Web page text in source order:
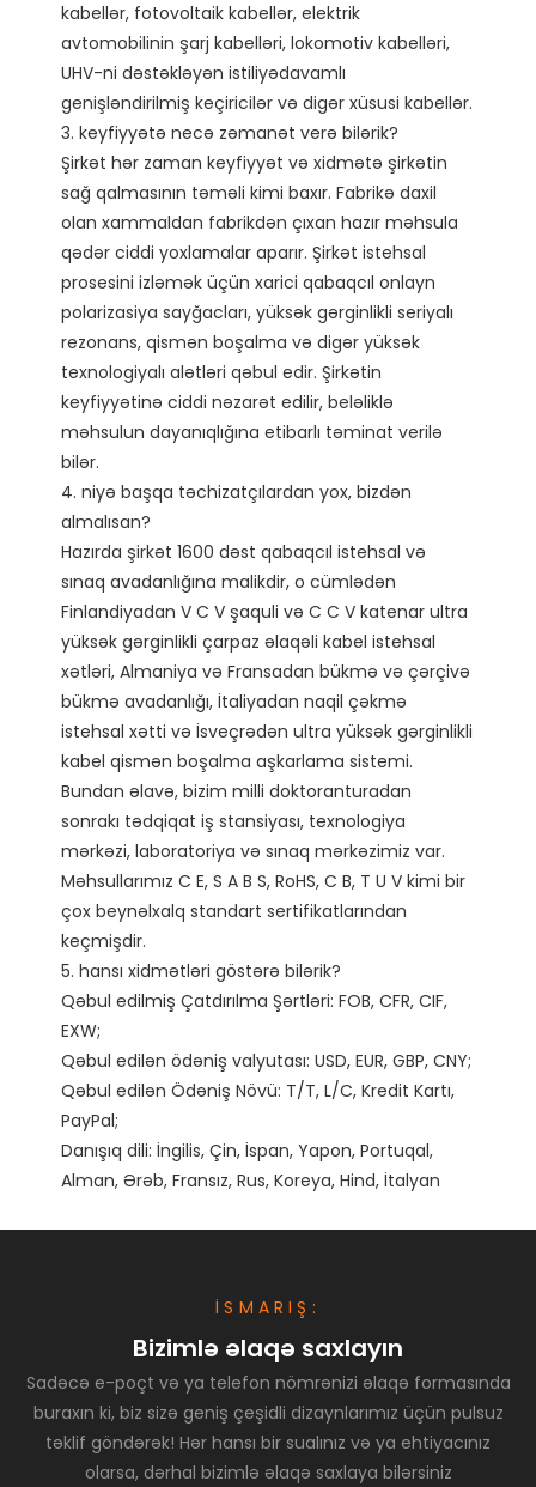
kabellər, fotovoltaik kabellər, elektrik
avtomobilinin şarj kabelləri, lokomotiv kabelləri,
UHV-ni dəstəkləyən istiliyədavamlı
genişləndirilmiş keçiricilər və digər xüsusi kabellər.
3. keyfiyyətə necə zəmanət verə bilərik?
Şirkət hər zaman keyfiyyət və xidmətə şirkətin
sağ qalmasının təməli kimi baxır. Fabrikə daxil
olan xammaldan fabrikdən çıxan hazır məhsula
qədər ciddi yoxlamalar aparır. Şirkət istehsal
prosesini izləmək üçün xarici qabaqcıl onlayn
polarizasiya sayğacları, yüksək gərginlikli seriyalı
rezonans, qismən boşalma və digər yüksək
texnologiyalı alətləri qəbul edir. Şirkətin
keyfiyyətinə ciddi nəzarət edilir, beləliklə
məhsulun dayanıqlığına etibarlı təminat verilə
bilər.
4. niyə başqa təchizatçılardan yox, bizdən
almalısan?
Hazırda şirkət 1600 dəst qabaqcıl istehsal və
sınaq avadanlığına malikdir, o cümlədən
Finlandiyadan V C V şaquli və C C V katenar ultra
yüksək gərginlikli çarpaz əlaqəli kabel istehsal
xətləri, Almaniya və Fransadan bükmə və çərçivə
bükmə avadanlığı, İtaliyadan naqil çəkmə
istehsal xətti və İsveçrədən ultra yüksək gərginlikli
kabel qismən boşalma aşkarlama sistemi.
Bundan əlavə, bizim milli doktoranturadan
sonrakı tədqiqat iş stansiyası, texnologiya
mərkəzi, laboratoriya və sınaq mərkəzimiz var.
Məhsullarımız C E, S A B S, RoHS, C B, T U V kimi bir
çox beynəlxalq standart sertifikatlarından
keçmişdir.
5. hansı xidmətləri göstərə bilərik?
Qəbul edilmiş Çatdırılma Şərtləri: FOB, CFR, CIF,
EXW;
Qəbul edilən ödəniş valyutası: USD, EUR, GBP, CNY;
Qəbul edilən Ödəniş Növü: T/T, L/C, Kredit Kartı,
PayPal;
Danışıq dili: İngilis, Çin, İspan, Yapon, Portuqal,
İSMARIŞ:
Bizimlə əlaqə saxlayın
Sadəcə e-poçt və ya telefon nömrənizi əlaqə formasında
buraxın ki, biz sizə geniş çeşidli dizaynlarımız üçün pulsuz
təklif göndərək! Hər hansı bir sualınız və ya ehtiyacınız
olarsa, dərhal bizimlə əlaqə saxlaya bilərsiniz